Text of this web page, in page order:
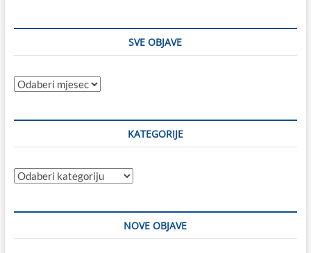
SVE OBJAVE
Sve
KATEGORIJE
Kategorije
NOVE OBJAVE